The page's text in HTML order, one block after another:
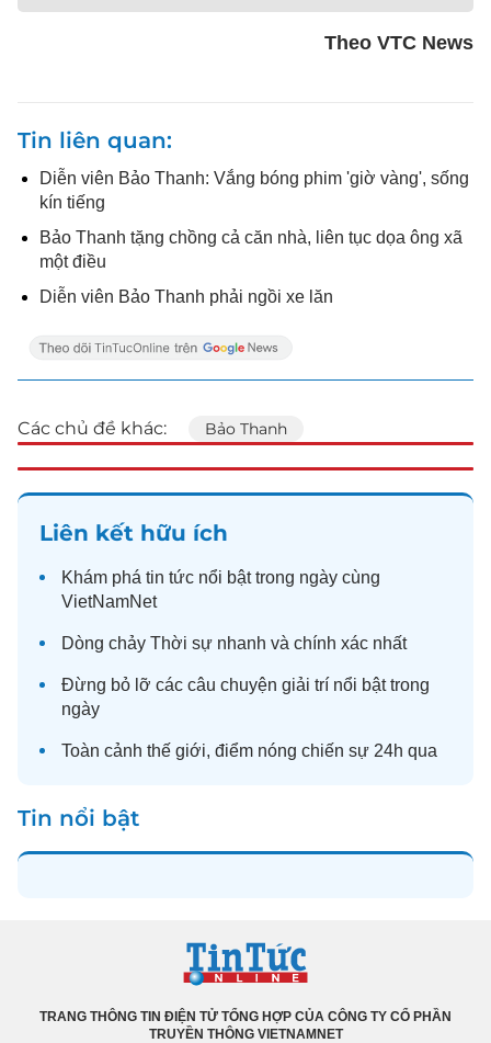
Theo VTC News
Tin liên quan
Diễn viên Bảo Thanh: Vắng bóng phim 'giờ vàng', sống
kín tiếng
Bảo Thanh tặng chồng cả căn nhà, liên tục dọa ông xã
một điều
Diễn viên Bảo Thanh phải ngồi xe lăn
Các chủ đề khác: Bảo Thanh
Liên kết hữu ích
Khám phá tin tức nổi bật trong ngày cùng
VietNamNet
Dòng chảy Thời sự nhanh và chính xác nhất
Đừng bỏ lỡ các câu chuyện giải trí nổi bật trong
ngày
Toàn cảnh thế giới, điểm nóng chiến sự 24h qua
Tin nổi bật
TRANG THÔNG TIN ĐIỆN TỬ TỔNG HỢP CỦA CÔNG TY CỔ PHẦN
TRUYỀN THÔNG VIETNAMNET